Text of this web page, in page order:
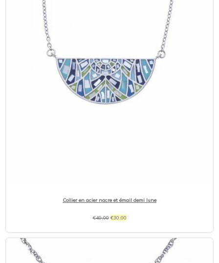
Collier en acier nacre et émail demi lune
€49,00 Le
prix
€30,00Le
prix